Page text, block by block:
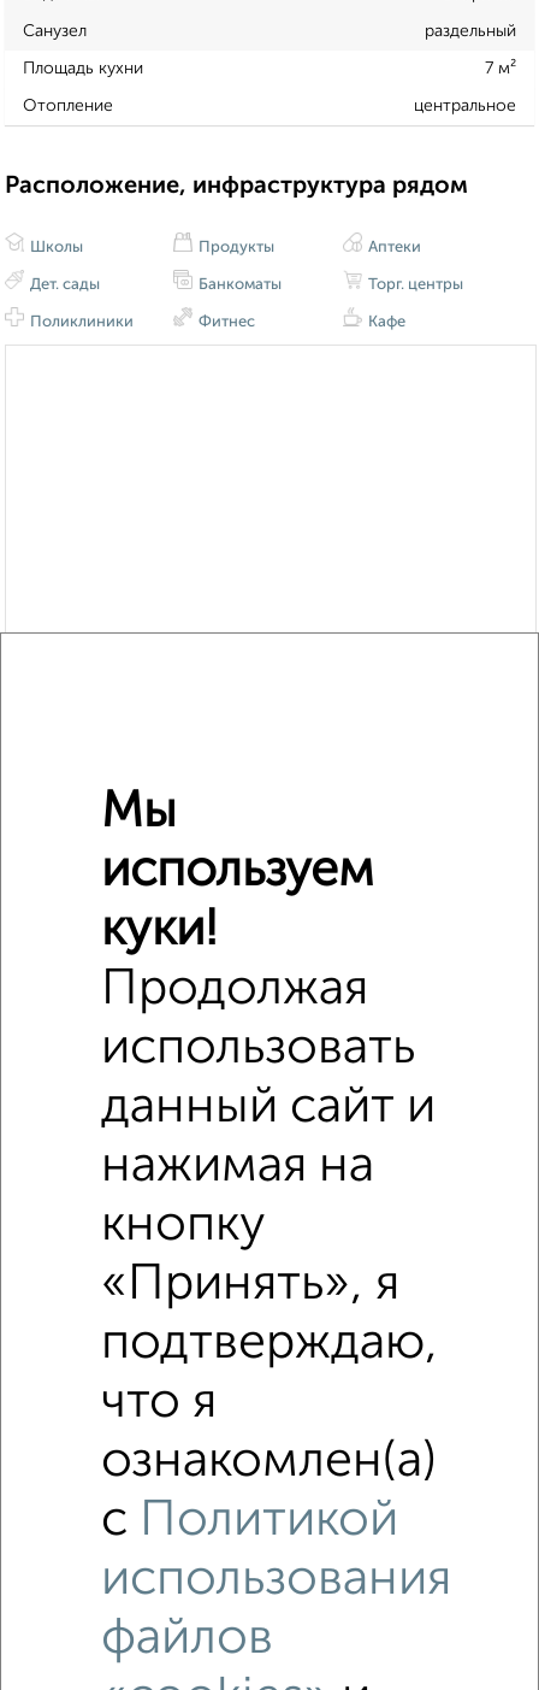
Санузел раздельный
Площадь кухни 7 м²
Отопление центральное
Расположение, инфраструктура рядом
Школы
Дет. сады
Поликлиники
Продукты
Банкоматы
Фитнес
Аптеки
Торг. центры
Кафе
Сравнение средних цен
2‑комнатные квартиры с похожей площадью ±10%
4 130 000
Средняя цена район
Средняя цена по городу
Похожие предложения рядом
2‑комнатные квартиры недалеко от
Мы
используем
куки!
Продолжая
использовать
данный сайт и
нажимая на
кнопку
«Принять», я
подтверждаю,
что я
ознакомлен(а)
с Политикой
использования
файлов